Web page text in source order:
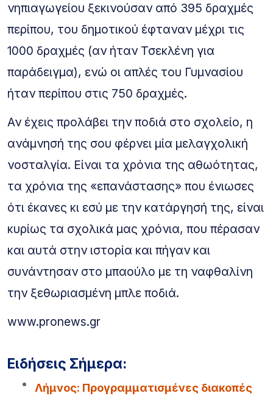
νηπιαγωγείου ξεκινούσαν από 395 δραχμές
περίπου, του δημοτικού έφταναν μέχρι τις
1000 δραχμές (αν ήταν Τσεκλένη για
παράδειγμα), ενώ οι απλές του Γυμνασίου
ήταν περίπου στις 750 δραχμές.
Αν έχεις προλάβει την ποδιά στο σχολείο, η
ανάμνησή της σου φέρνει μία μελαγχολική
νοσταλγία. Είναι τα χρόνια της αθωότητας,
τα χρόνια της «επανάστασης» που ένιωσες
ότι έκανες κι εσύ με την κατάργησή της, είναι
κυρίως τα σχολικά μας χρόνια, που πέρασαν
και αυτά στην ιστορία και πήγαν και
συνάντησαν στο μπαούλο με τη ναφθαλίνη
την ξεθωριασμένη μπλε ποδιά.
www.pronews.gr
Ειδήσεις Σήμερα:
Λήμνος: Προγραμματισμένες διακοπές